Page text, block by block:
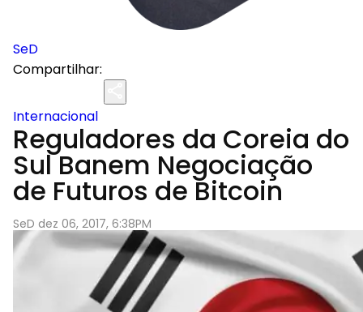
SeD
Compartilhar:
Internacional
Reguladores da Coreia do
Sul Banem Negociação
de Futuros de Bitcoin
SeD dez 06, 2017, 6:38PM